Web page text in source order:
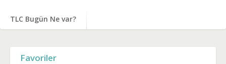
TLC Bugün Ne var?
Favoriler